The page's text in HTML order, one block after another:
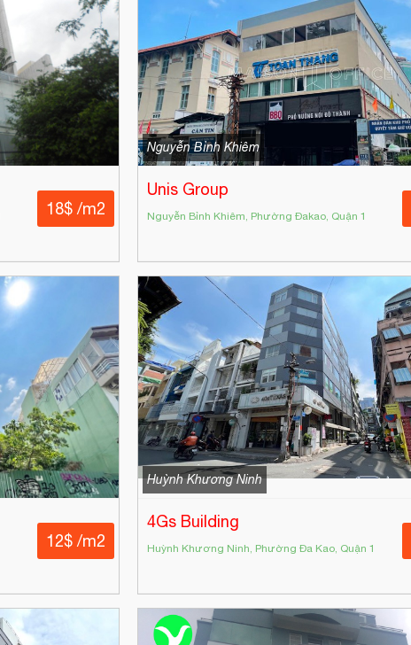
18$ /m2
Nguyễn Bỉnh Khiêm
Unis Group
Nguyễn Bỉnh Khiêm, Phường Đakao, Quận 1
12$ /m2
Huỳnh Khương Ninh
4Gs Building
Huỳnh Khương Ninh, Phường Đa Kao, Quận 1